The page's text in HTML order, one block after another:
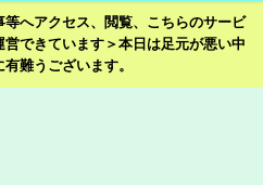
へアクセス、閲覧、こちらのサービ
できています＞本日は足元が悪い中
難うございます。